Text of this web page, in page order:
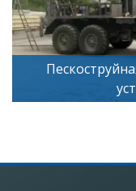
установок